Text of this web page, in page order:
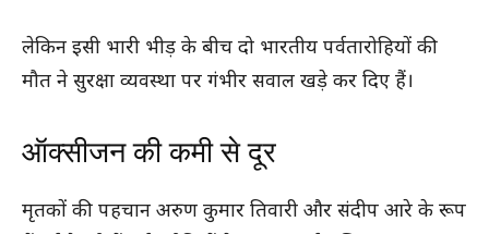
लेकिन इसी भारी भीड़ के बीच दो भारतीय पर्वतारोहियों की
मौत ने सुरक्षा व्यवस्था पर गंभीर सवाल खड़े कर दिए हैं।
ऑक्सीजन की कमी से दूर
मृतकों की पहचान अरुण कुमार तिवारी और संदीप आरे के रूप